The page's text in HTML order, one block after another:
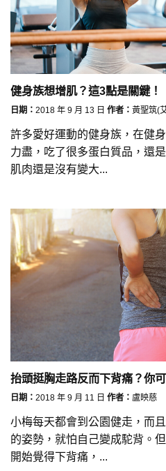
健身族想增肌？這3點是關鍵！
日期： 2018 年 9 月 13 日 作者： 黃聖筑(
許多愛好運動的健身族，在健
力盡，吃了很多蛋白質品，還
肌肉還是沒有變大...
抬頭挺胸走路反而下背痛？你
日期： 2018 年 9 月 11 日 作者： 盧映慈
小梅每天都會到公園健走，而
的姿勢，就怕自己變成駝背。
開始覺得下背痛，...